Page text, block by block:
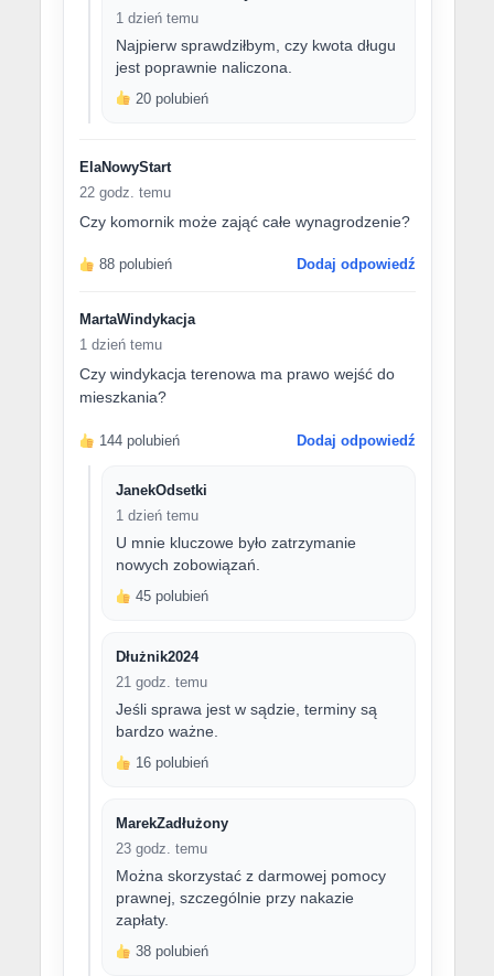
1 dzień temu
Najpierw sprawdziłbym, czy kwota długu
jest poprawnie naliczona.
20 polubień
ElaNowyStart
22 godz. temu
Czy komornik może zająć całe wynagrodzenie?
88 polubień Dodaj odpowiedź
MartaWindykacja
1 dzień temu
Czy windykacja terenowa ma prawo wejść do
mieszkania?
144 polubień Dodaj odpowiedź
JanekOdsetki
1 dzień temu
U mnie kluczowe było zatrzymanie
nowych zobowiązań.
45 polubień
Dłużnik2024
21 godz. temu
Jeśli sprawa jest w sądzie, terminy są
bardzo ważne.
16 polubień
MarekZadłużony
23 godz. temu
Można skorzystać z darmowej pomocy
prawnej, szczególnie przy nakazie
zapłaty.
38 polubień